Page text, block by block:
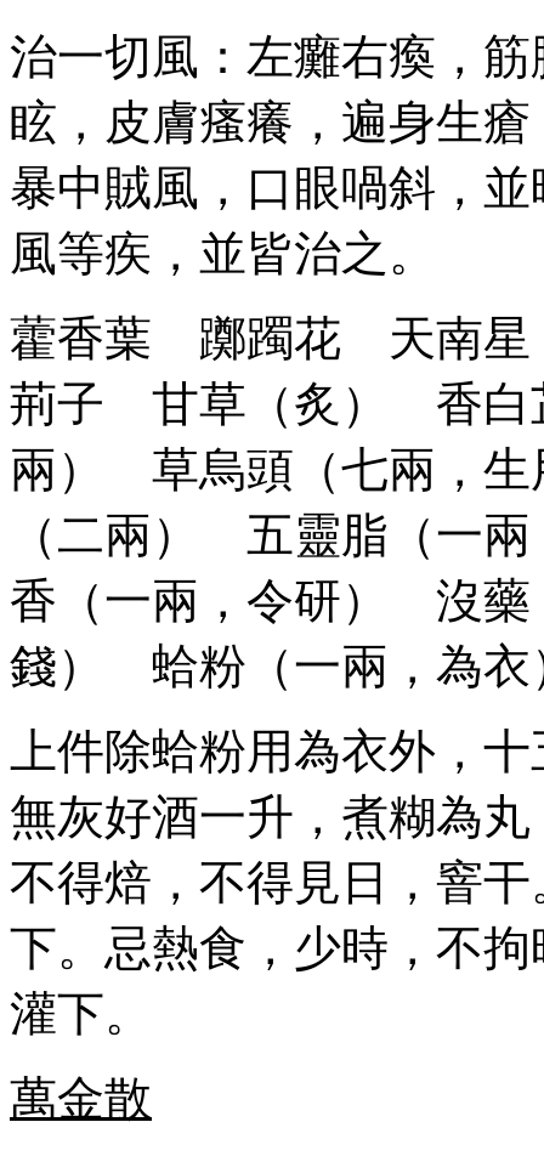
治一切風：左癱右瘓，
眩，皮膚瘙癢，遍身生
暴中賊風，口眼喎斜，
風等疾，並皆治之。
藿香葉 躑躅花 天南
荊子 甘草（炙） 香白
兩） 草烏頭（七兩，
（二兩） 五靈脂（一
香（一兩，令研） 沒
錢） 蛤粉（一兩，為衣
上件除蛤粉用為衣外，
無灰好酒一升，煮糊為
不得焙，不得見日，窨
下。忌熱食，少時，不
灌下。
萬金散